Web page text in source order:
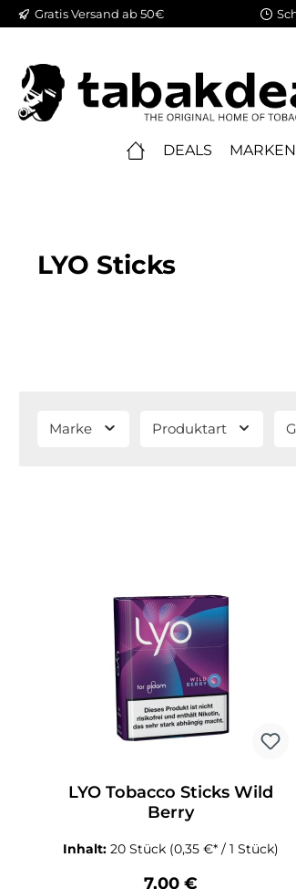
Zur Hauptnavigation springen
Gratis Versand ab 50€
DEALS MARKEN
LYO Sticks
Marke Produktart
LYO Tobacco Sticks Wild
Berry
Inhalt: 20 Stück (0,35 €* / 1 Stück)
Regulärer Preis:
7,00 €